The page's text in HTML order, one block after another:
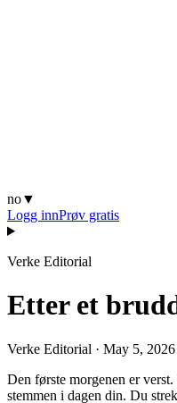
no▼
Logg innPrøv gratis
Verke Editorial
Etter et
Verke Editorial · May 5, 2026
Den første morgenen er
stemmen i dagen din. Du